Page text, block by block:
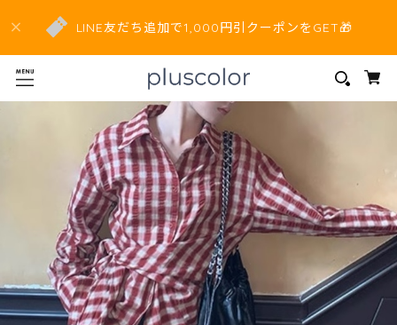
LINE友だち追加で1,000円引クーポンをGET🎁